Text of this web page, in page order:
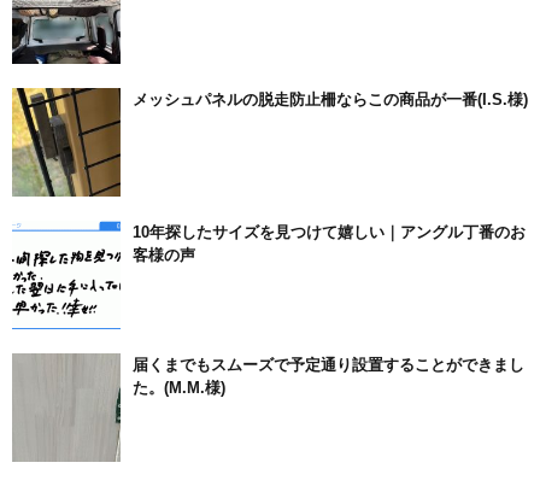
メッシュパネルの脱走防止柵ならこの商品が一番(I.S.様)
10年探したサイズを見つけて嬉しい｜アングル丁番のお
客様の声
届くまでもスムーズで予定通り設置することができまし
た。(M.M.様)